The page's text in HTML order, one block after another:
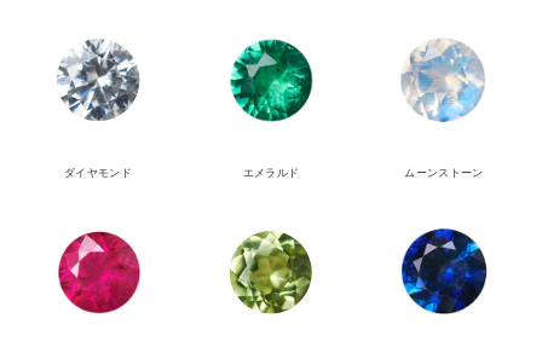
ダイヤモンド エメラルド ムーンストーン